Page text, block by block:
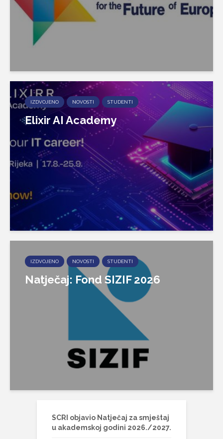
IZDVOJENO NOVOSTI STUDENTI
Elixir AI Academy
IZDVOJENO NOVOSTI STUDENTI
Natječaj: Fond SIZIF 2026
SCRI objavio Natječaj za smještaj
u akademskoj godini 2026./2027.